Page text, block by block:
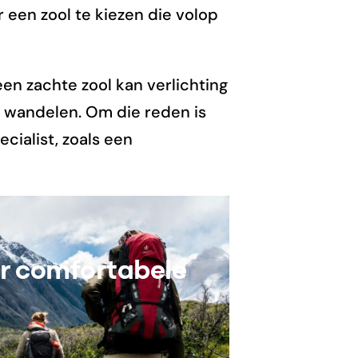
een zool te kiezen die volop
zachte zool kan verlichting
Om die reden is
zoals een
comfortabele